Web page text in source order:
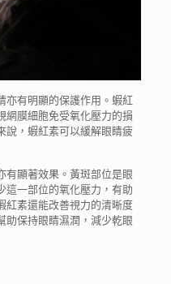
亦有明顯的保護作用。蝦紅
網膜細胞免受氧化壓力的損
說， 蝦紅素可以緩解眼睛疲
有顯著效果。黃斑部位是眼
這一部位的氧化壓力，有助
紅素還能改善視力的清晰度
助保持眼睛濕潤，減少乾眼